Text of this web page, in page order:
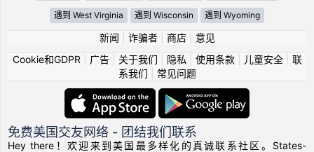
遇到 West Virginia 遇到 Wisconsin 遇到 Wyoming
新闻 诈骗者| 商店| 意见
Cookie和GDPR
广告| 关于我们 隐私 使用条款| 儿童安全| 联
系我们
常见问题
免费美国交友网络 - 团结我们联系
Hey there！欢迎来到美国最多样化的真诚联系社区。States-